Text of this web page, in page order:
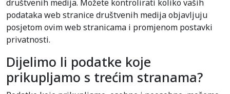
društvenih medija. Možete kontrolirati koliko vaših
podataka web stranice društvenih medija objavljuju
posjetom ovim web stranicama i promjenom postavki
privatnosti.
Dijelimo li podatke koje
prikupljamo s trećim stranama?